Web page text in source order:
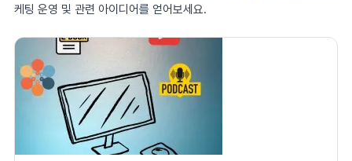
케팅 운영 및 관련 아이디어를 얻어보세요.